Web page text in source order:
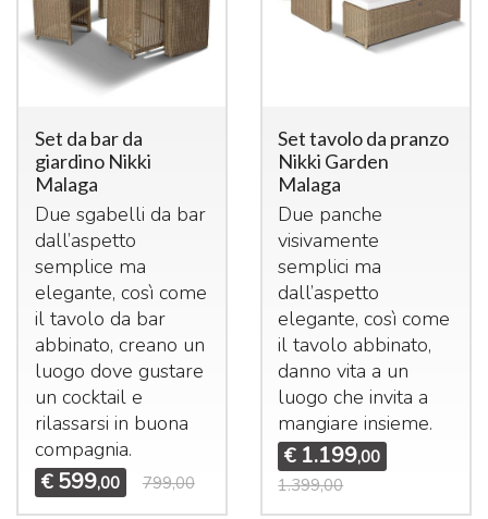
Set da bar da
giardino Nikki
Malaga
Due sgabelli da bar
dall’aspetto
semplice ma
elegante, così come
il tavolo da bar
abbinato, creano un
luogo dove gustare
un cocktail e
rilassarsi in buona
compagnia.
€ 599,00 799,00
Set tavolo da pranzo
Nikki Garden
Malaga
Due panche
visivamente
semplici ma
dall’aspetto
elegante, così come
il tavolo abbinato,
danno vita a un
luogo che invita a
mangiare insieme.
€ 1.199,00
1.399,00